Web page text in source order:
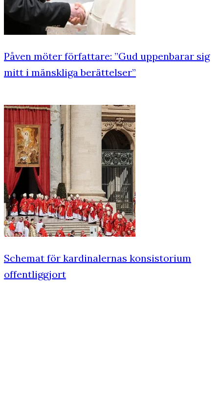
Påven möter författare: ”Gud uppenbarar sig
mitt i mänskliga berättelser”
Schemat för kardinalernas konsistorium
offentliggjort